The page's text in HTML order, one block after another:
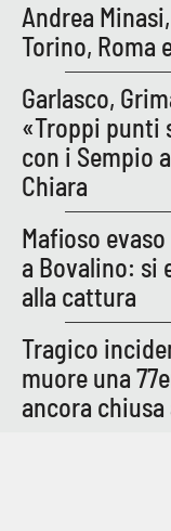
LaC OnAir
EDIZIONI
LOCALI
Catanzaro
Crotone
Vibo Valentia
Reggio Calabria
Cosenza
Andrea
Torino, Roma
Garlasco,
«Troppi punti
con i Sempio
Chiara
Mafioso
a Bovalino: si
alla cattura
Tragico
muore una
ancora